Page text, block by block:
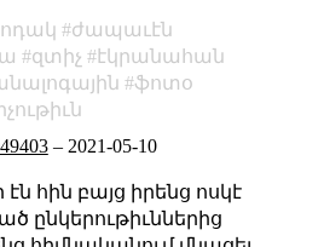
ժապաւէն
զտիչ
էկրանահան
ֆոտօ
– 2021-05-10
էն հին բայց իրենց ոսկէ
ընկերութիւններից